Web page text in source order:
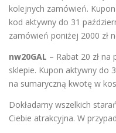
kolejnych zamówień.
kod aktywny do 31
zamówień poniżej 2000 zł
nw20GAL – Rabat 20 zł
sklepie. Kupon aktywny do
na sumaryczną kwotę w
Dokładamy wszelkich
Ciebie atrakcyjna. W